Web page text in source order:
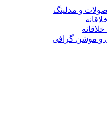
و مدلینگ
و موشن گرافی